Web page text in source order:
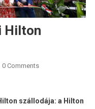
Hilton
0 Comments
szállodája: a Hilton